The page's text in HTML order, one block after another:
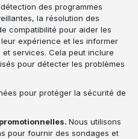
des programmes
la résolution des
compatibilité pour aider les
expérience et les informer
services. Cela peut inclure
pour détecter les problèmes
pour protéger la sécurité de
Nous utilisons
pour fournir des sondages et